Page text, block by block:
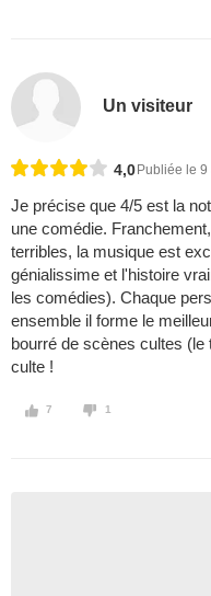
Un visiteur
4,0 Publiée le
Je précise que 4/5 est la
une comédie.
terribles, la musique est
génialissime et l'histoire
les comédies). Chaque
ensemble il forme le
bourré de scènes cultes (le
culte !
7 1